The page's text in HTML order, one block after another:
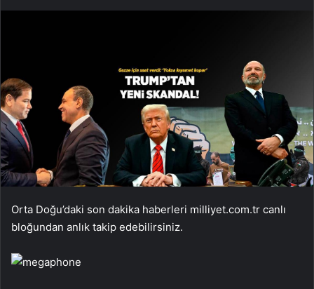
Orta Doğu’daki son dakika haberleri milliyet.com.tr canlı
bloğundan anlık takip edebilirsiniz.